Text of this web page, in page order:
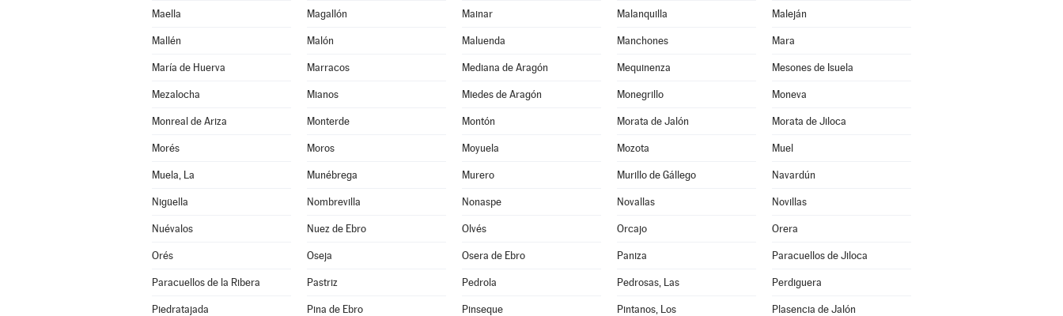
Maella Magallón Mainar Malanquilla Maleján
Mallén Malón Maluenda Manchones Mara
María de Huerva Marracos Mediana de Aragón Mequinenza Mesones de Isuela
Mezalocha Mianos Miedes de Aragón Monegrillo Moneva
Monreal de Ariza Monterde Montón Morata de Jalón Morata de Jiloca
Morés Moros Moyuela Mozota Muel
Muela, La Munébrega Murero Murillo de Gállego Navardún
Nigüella Nombrevilla Nonaspe Novallas Novillas
Nuévalos Nuez de Ebro Olvés Orcajo Orera
Orés Oseja Osera de Ebro Paniza Paracuellos de Jiloca
Paracuellos de la Ribera Pastriz Pedrola Pedrosas, Las Perdiguera
Piedratajada Pina de Ebro Pinseque Pintanos, Los Plasencia de Jalón